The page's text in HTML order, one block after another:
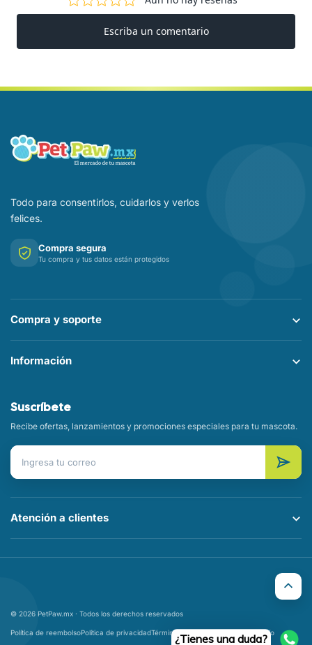
Todo para consentirlos, cuidarlos y verlos
felices.
Compra segura
Tu compra y tus datos están protegidos
Compra y soporte
Información
Suscríbete
Recibe ofertas, lanzamientos y promociones especiales para tu mascota.
Correo electrónico
Atención a clientes
© 2026 PetPaw.mx · Todos los derechos reservados
Política de reembolsoPolítica de privacidadTérminos del servicioPolítica de envío
¿Tienes una duda?